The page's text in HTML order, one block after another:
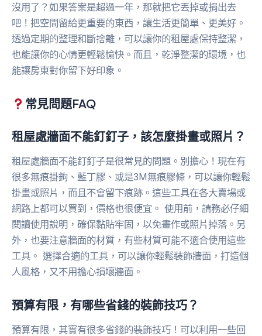
沒用了？如果答案是超過一年，那就把它丟掉或捐出去
吧！把空間留給更重要的東西，讓生活更簡單、更美好。
透過定期的整理和斷捨離，可以讓你的租屋處保持整潔，
也能讓你的心情更輕鬆愉快。而且，乾淨整潔的環境，也
能讓房東對你留下好印象。
常見問題FAQ
租屋處牆面不能釘釘子，該怎麼掛畫或照片？
租屋處牆面不能釘釘子是很常見的問題。別擔心！現在有
很多無痕掛鉤、藍丁膠、或是3M無痕膠條，可以讓你輕鬆
掛畫或照片，而且不會留下痕跡。這些工具在各大賣場或
網路上都可以買到，價格也很便宜。 使用前，請務必仔細
閱讀使用說明，確保黏貼牢固，以免畫作或照片掉落。另
外，也要注意牆面的材質，有些材質可能不適合使用這些
工具。 選擇合適的工具，可以讓你輕鬆裝飾牆面，打造個
人風格，又不用擔心損壞牆面。
預算有限，有哪些省錢的裝飾技巧？
預算有限，其實有很多省錢的裝飾技巧！可以利用一些回